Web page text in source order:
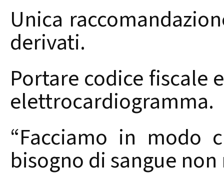
Unica
derivati.
Portare codice fiscale
elettrocardiogramma.
“Facciamo in modo
bisogno di sangue